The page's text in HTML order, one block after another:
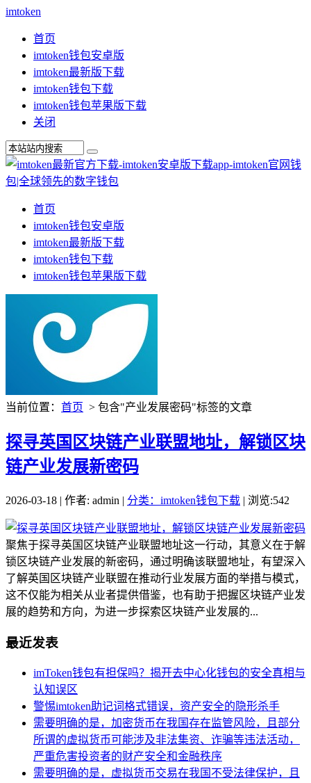
imtoken
首页
imtoken钱包安卓版
imtoken最新版下载
imtoken钱包下载
imtoken钱包苹果版下载
关闭
首页
imtoken钱包安卓版
imtoken最新版下载
imtoken钱包下载
imtoken钱包苹果版下载
当前位置： 首页 > 包含"产业发展密码"标签的文章
探寻英国区块链产业联盟地址，解锁区块
链产业发展新密码
2026-03-18 | 作者: admin | 分类：imtoken钱包下载 | 浏览:542
聚焦于探寻英国区块链产业联盟地址这一行动，其意义在于解
锁区块链产业发展的新密码，通过明确该联盟地址，有望深入
了解英国区块链产业联盟在推动行业发展方面的举措与模式，
这不仅能为相关从业者提供借鉴，也有助于把握区块链产业发
展的趋势和方向，为进一步探索区块链产业发展的...
最近发表
imToken钱包有担保吗？揭开去中心化钱包的安全真相与
认知误区
警惕imtoken助记词格式错误，资产安全的隐形杀手
需要明确的是，加密货币在我国存在监管风险，且部分
所谓的虚拟货币可能涉及非法集资、诈骗等违法活动，
严重危害投资者的财产安全和金融秩序
需要明确的是，虚拟货币交易在我国不受法律保护，且